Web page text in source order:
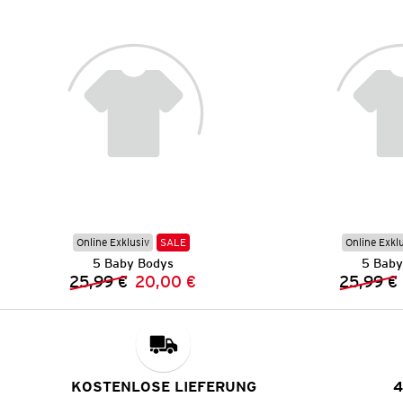
Online Exklusiv SALE
5 Baby Bodys
Vorheriger Preis:
25,99 € Neuer Preis:
20,00 €
Online
5
25,99 €
KOSTENLOSE LIEFERUNG